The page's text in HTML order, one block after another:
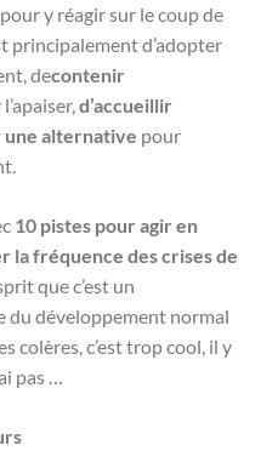
y réagir sur le coup de
principalement d’adopter
decontenir
d’accueillir
une alternative pour
10 pistes pour agir en
la fréquence des crises de
que c’est un
développement normal
colères, c’est trop cool, il y
pas …